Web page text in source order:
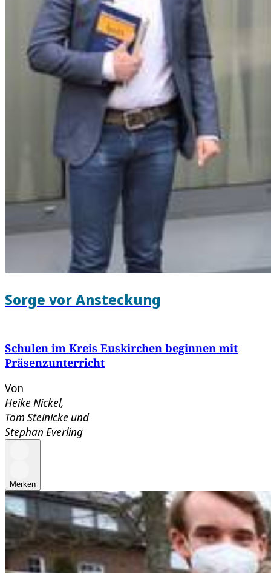
Sorge vor Ansteckung
Schulen im Kreis Euskirchen beginnen mit
Präsenzunterricht
Von
Heike Nickel,
Tom Steinicke und
Stephan Everling
Merken